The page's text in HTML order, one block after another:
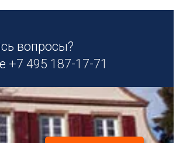
вопросы?
+7 495 187-17-71